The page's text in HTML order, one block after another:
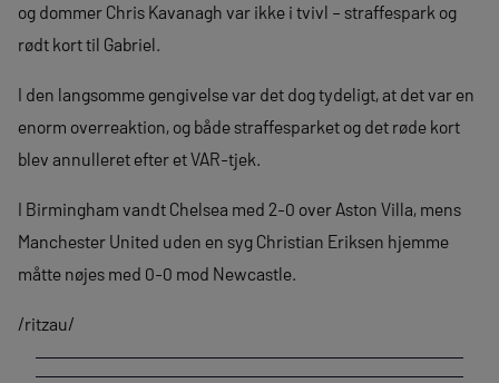
og dommer Chris Kavanagh var ikke i tvivl – straffespark og
rødt kort til Gabriel.
I den langsomme gengivelse var det dog tydeligt, at det var en
enorm overreaktion, og både straffesparket og det røde kort
blev annulleret efter et VAR-tjek.
I Birmingham vandt Chelsea med 2-0 over Aston Villa, mens
Manchester United uden en syg Christian Eriksen hjemme
måtte nøjes med 0-0 mod Newcastle.
/ritzau/